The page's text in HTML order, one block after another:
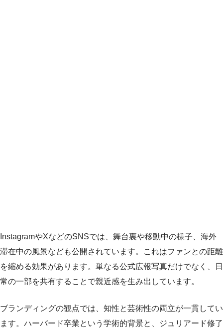
InstagramやXなどのSNSでは、舞台裏や移動中の様子、海外
滞在中の風景なども公開されています。これはファンとの距離
を縮める効果があります。単なる公式広報写真だけでなく、日
常の一部を共有することで親近感を生み出しています。
ブランディングの観点では、知性と芸術性の両立が一貫してい
ます。ハーバード卒業という学術的背景と、ジュリアード修了